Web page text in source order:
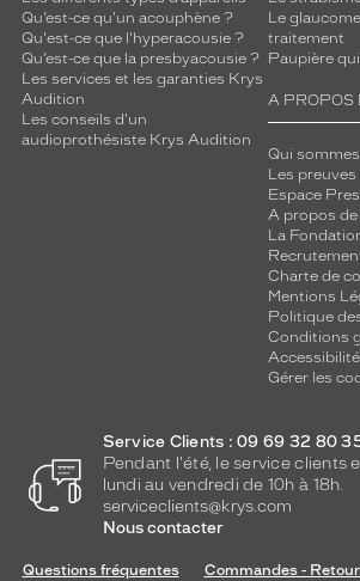
Qu’est-ce qu'un acouphène ?
Qu'est-ce que l'hyperacousie ?
Qu’est-ce que la presbyacousie ?
Les services et les garanties Krys
Audition
Les conseils d'un
audioprothésiste Krys Audition
Le
traitement
Paupière
A PROPOS
Qui
Les
Espace
A propos de
La
Charte de
Mentions
Politique
Conditions
Accessibilité
Gérer les
Service Clients : 09 69 32 80
Pendant l'été, le service clients
lundi au vendredi de 10h à 18h.
serviceclients@krys.com
Nous contacter
Questions fréquentes
Commandes -